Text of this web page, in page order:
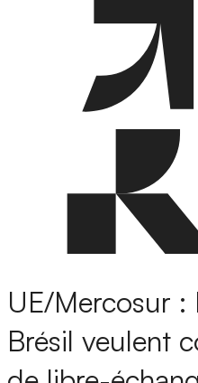
UE/Mercosur :
Brésil veulent